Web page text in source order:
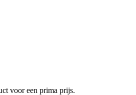
voor een prima prijs.